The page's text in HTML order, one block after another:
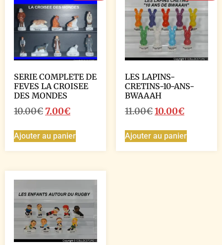
SERIE COMPLETE DE
FEVES LA CROISEE
DES MONDES
10.00€7.00€
Ajouter au panier
LES LAPINS-
CRETINS-10-ANS-
BWAAAH
11.00€10.00€
Ajouter au panier